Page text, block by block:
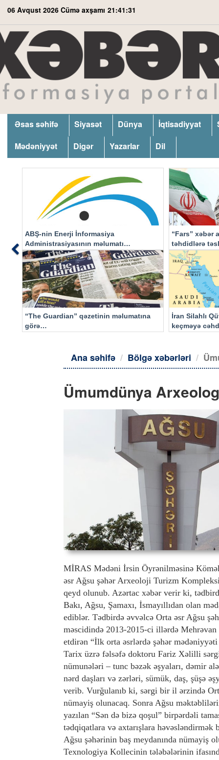
06 Avqust 2026 Cümə axşamı 21:41:32
Əsas səhifə Siyasət Dünya İqtisadiyyat
Mədəniyyət
Digər Yazarlar Dil
ABŞ-nin Enerji İnformasiya
Administrasiyasının məlumatı
əsasında…
“Fars” xəbər
təhdidlərə
“The Guardian” qəzetinin məlumatına
görə…
İran Silahlı
keçməyə
Previous
Ana səhifə Bölgə xəbərləri
Ümumdünya
MİRAS Mədəni İrsin Öyrənilməsinə
əsr Ağsu şəhər Arxeoloji Turizm
qeyd olunub. Azərtac xəbər verir ki,
Bakı, Ağsu, Şamaxı, İsmayıllıdan olan
ediblər. Tədbirdə əvvəlcə Orta əsr Ağsu
məscidində 2013-2015-ci illərdə Mehrəvan
etdirən “İlk orta əsrlərdə şəhər
Tarix üzrə fəlsəfə doktoru Fariz Xəlilli
nümunələri – tunc bəzək əşyaları, dəmir
nərd daşları və zərləri, sümük, daş, şüşə
verib. Vurğulanıb ki, sərgi bir il ərzində
nümayiş olunacaq. Sonra Ağsu
yazılan “Sən də bizə qoşul” birpərdəli
tədqiqatlara və axtarışlara həvəsləndirmək
Ağsu şəhərinin baş meydanında nümayiş
Texnologiya Kollecinin tələbələrinin